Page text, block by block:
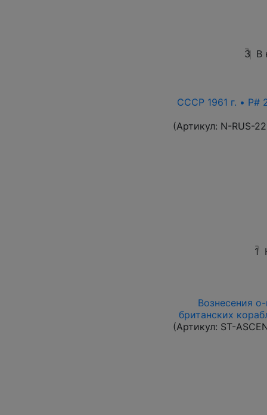
3 В
СССР 1961 г. • P#
(Артикул: N-RUS-
1
Вознесения
британских
(Артикул: ST-